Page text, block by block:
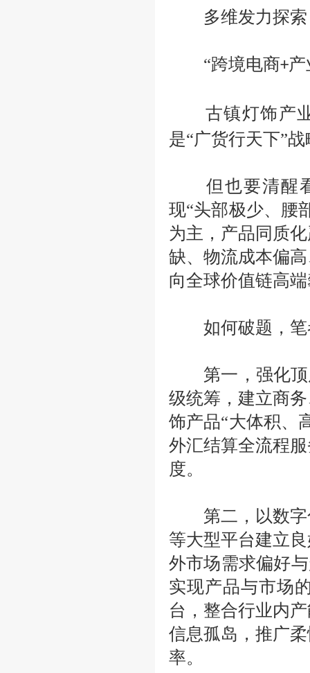
多维发力探索
“跨境电商+
古镇灯饰产业
是“广货行天下”
但也要清醒看
现“头部极少、腰
为主，产品同质
缺、物流成本偏
向全球价值链高
如何破题，笔
第一，强化顶
级统筹，建立商
饰产品“大体积、
外汇结算全流程
度。
第二，以数字
等大型平台建立
外市场需求偏好
实现产品与市场
台，整合行业内
信息孤岛，推广
率。